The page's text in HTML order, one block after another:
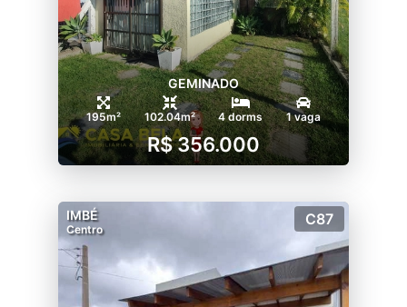
GEMINADO
195m² 102.04m² 4 dorms 1 vaga
R$ 356.000
IMBÉ
Centro
C87